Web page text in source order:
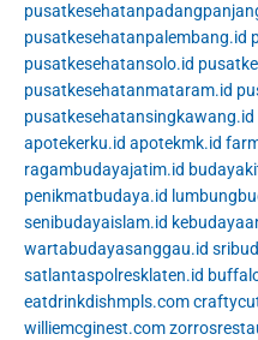
pusatkesehatanpalembang.id
pusatkesehatansolo.id
pusatkesehatanmataram.id
pusatkesehatansingkawang.id
apotekerku.id apotekmk.id
ragambudayajatim.id
penikmatbudaya.id
senibudayaislam.id
wartabudayasanggau.id
satlantaspolresklaten.id
eatdrinkdishmpls.com
williemcginest.com